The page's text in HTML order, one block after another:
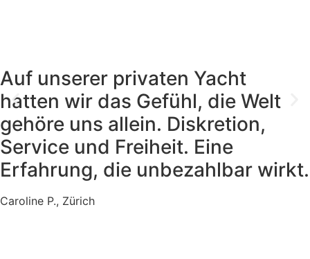
Auf unserer privaten Yacht
hatten wir das Gefühl, die Welt
gehöre uns allein. Diskretion,
Service und Freiheit. Eine
Erfahrung, die unbezahlbar wirkt.
Caroline P., Zürich